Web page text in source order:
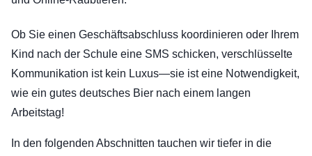
Ob Sie einen Geschäftsabschluss koordinieren oder Ihrem
Kind nach der Schule eine SMS schicken, verschlüsselte
Kommunikation ist kein Luxus—sie ist eine Notwendigkeit,
wie ein gutes deutsches Bier nach einem langen
Arbeitstag!
In den folgenden Abschnitten tauchen wir tiefer in die